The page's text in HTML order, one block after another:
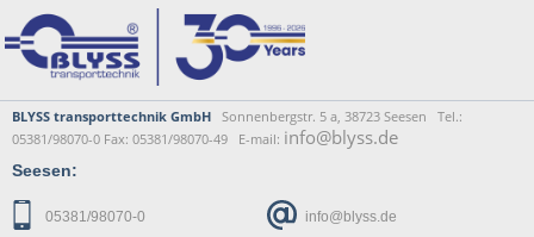
BLYSS transporttechnik GmbH Sonnenbergstr. 5 a, 38723 Seesen Tel.:
05381/98070-0 Fax: 05381/98070-49 E-mail: info@blyss.de
Seesen:
05381/98070-0 info@blyss.de